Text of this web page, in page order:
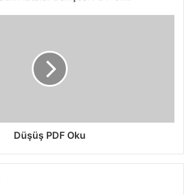
Düşüş PDF Oku